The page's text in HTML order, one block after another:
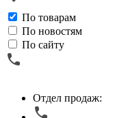
По товарам
По новостям
По сайту
Отдел продаж: